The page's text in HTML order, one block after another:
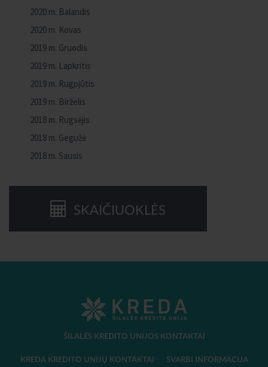
2020 m. Balandis
2020 m. Kovas
2019 m. Gruodis
2019 m. Lapkritis
2019 m. Rugpjūtis
2019 m. Birželis
2018 m. Rugsėjis
2018 m. Gegužė
2018 m. Sausis
SKAIČIUOKLĖS
ŠILALĖS KREDITO UNIJOS KONTAKTAI
KREDA KREDITO UNIJŲ KONTAKTAI SVARBI INFORMACIJA